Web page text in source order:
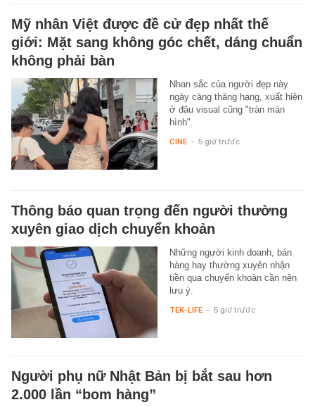
Mỹ nhân Việt được đề cử đẹp nhất thế
giới: Mặt sang không góc chết, dáng chuẩn
không phải bàn
Nhan sắc của người đẹp này
ngày càng thăng hạng, xuất hiện
ở đâu visual cũng "tràn màn
hình".
CINE - 5 giờ trước
Thông báo quan trọng đến người thường
xuyên giao dịch chuyển khoản
Những người kinh doanh, bán
hàng hay thường xuyên nhận
tiền qua chuyển khoản cần nên
lưu ý.
TEK-LIFE - 5 giờ trước
Người phụ nữ Nhật Bản bị bắt sau hơn
2.000 lần “bom hàng”